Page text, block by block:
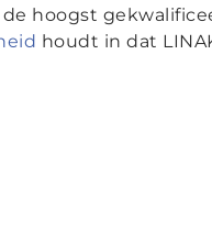
hoogst
houdt in dat